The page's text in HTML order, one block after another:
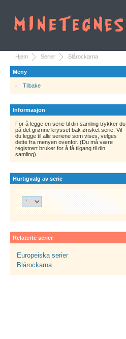
Hjem Serier Blårockarna
Meny
Tilbake
Informasjon
For å legge en serie til din samling trykker du
på det grønne krysset bak ønsket serie. Vil
du legge til alle seriene som vises, velges
dette fra menyen ovenfor. (Du må være
registrert bruker for å få tilgang til din
samling)
Hurtigvalg av serie
Relaterte serier
Europeiska serier
Blårockarna